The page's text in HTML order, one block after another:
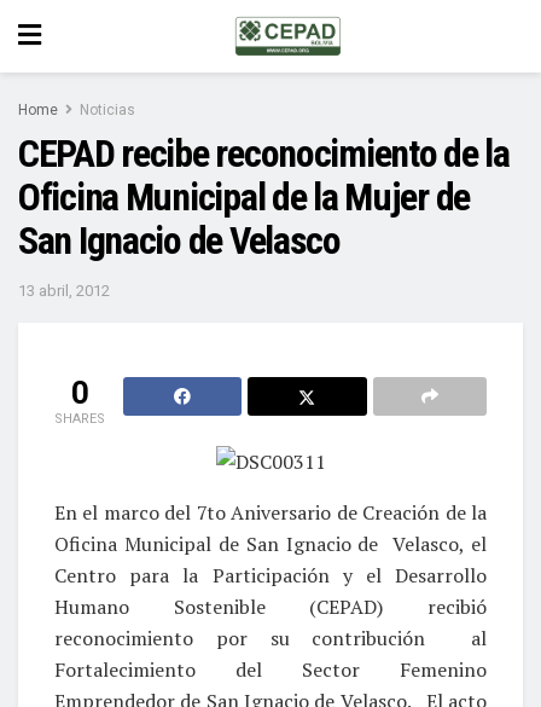
Home Noticias
CEPAD recibe reconocimiento de la
Oficina Municipal de la Mujer de
San Ignacio de Velasco
13 abril, 2012
0
SHARES
En el marco del 7to Aniversario de Creación de la
Oficina Municipal de San Ignacio de Velasco, el
Centro para la Participación y el Desarrollo
Humano Sostenible (CEPAD) recibió
reconocimiento por su contribución al
Fortalecimiento del Sector Femenino
Emprendedor de San Ignacio de Velasco. El acto